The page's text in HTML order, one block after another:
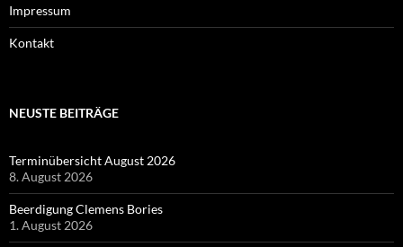
Impressum
Kontakt
NEUSTE BEITRÄGE
Terminübersicht August 2026
8. August 2026
Beerdigung Clemens Bories
1. August 2026